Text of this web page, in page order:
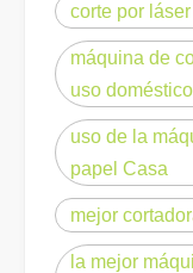
En la fabricación y
corte por
máquina de
uso doméstico
uso de la
papel Casa
mejor
la mejor